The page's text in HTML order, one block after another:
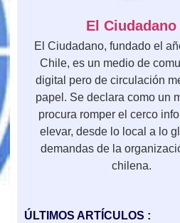
El Ciudadano
El Ciudadano, fundado el
Chile, es un medio de
digital pero de circulación
papel. Se declara como un
procura romper el cerco
elevar, desde lo local a lo
demandas de la
chilena.
ÚLTIMOS ARTÍCULOS :